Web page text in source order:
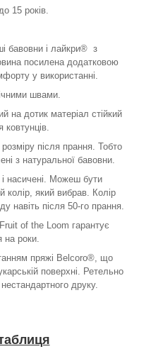
15 років.
бавовни і лайкри® з
посилена додатковою
у використанні.
швами.
на дотик матеріал стійкий
після прання. Тобто
з натуральної бавовни.
насичені. Можеш бути
який вибрав. Колір
навіть після 50-го прання.
of the Loom гарантує
на роки.
пряжі Belcoro®, що
поверхні. Ретельно
друку.